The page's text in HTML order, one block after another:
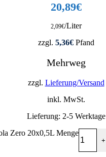
20,89€
2,09€/Liter
zzgl. 5,36€Pfand
Mehrweg
zzgl. Lieferung/Versand
inkl. MwSt.
Lieferung: 2-5 Werktage
Zero 20x0,5L Menge
+